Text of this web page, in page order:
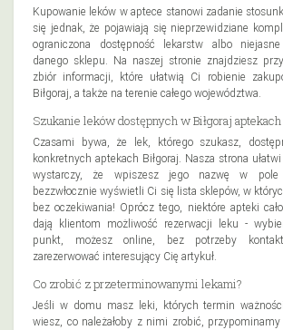
Kupowanie leków w aptece stanowi zadanie
się jednak, że pojawiają się nieprzewidziane
ograniczona dostępność lekarstw albo niejasne
danego sklepu. Na naszej stronie znajdziesz
zbiór informacji, które ułatwią Ci robienie
Biłgoraj, a także na terenie całego województwa.
Szukanie leków dostępnych w Biłgoraj aptekach
Czasami bywa, że lek, którego szukasz,
konkretnych aptekach Biłgoraj. Nasza strona
wystarczy, że wpiszesz jego nazwę w pole
bezzwłocznie wyświetli Ci się lista sklepów, w
bez oczekiwania! Oprócz tego, niektóre apteki
dają klientom możliwość rezerwacji leku -
punkt, możesz online, bez potrzeby
zarezerwować interesujący Cię artykuł.
Co zrobić z przeterminowanymi lekami?
Jeśli w domu masz leki, których termin
wiesz, co należałoby z nimi zrobić,